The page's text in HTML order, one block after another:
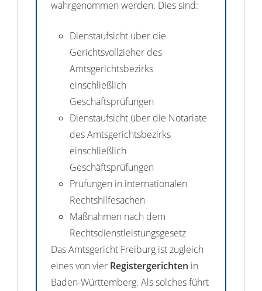
wahrgenommen werden. Dies sind:
Dienstaufsicht über die
Gerichtsvollzieher des
Amtsgerichtsbezirks
einschließlich
Geschäftsprüfungen
Dienstaufsicht über die Notariate
des Amtsgerichtsbezirks
einschließlich
Geschäftsprüfungen
Prüfungen in internationalen
Rechtshilfesachen
Maßnahmen nach dem
Rechtsdienstleistungsgesetz
Das Amtsgericht Freiburg ist zugleich
eines von vier Registergerichten in
Baden-Württemberg. Als solches führt